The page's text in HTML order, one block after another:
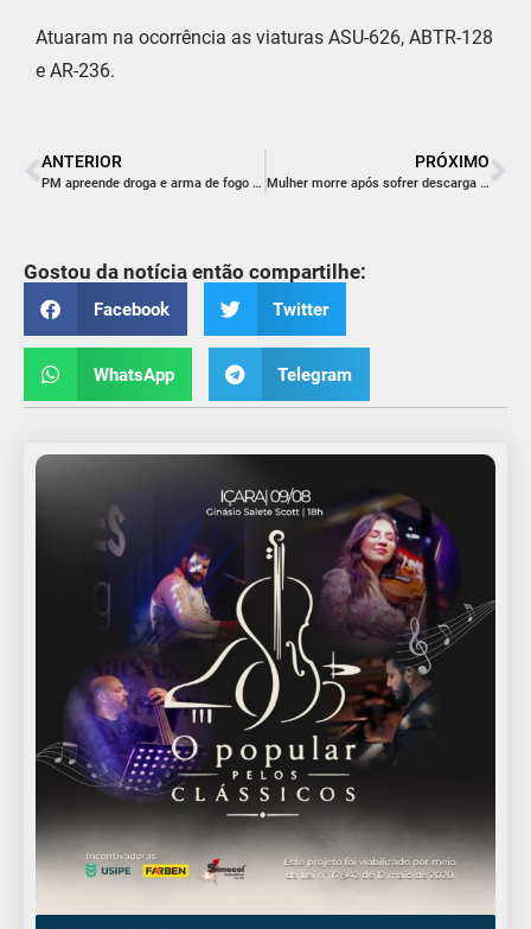
Atuaram na ocorrência as viaturas ASU-626, ABTR-128
e AR-236.
ANTERIOR
PM apreende droga e arma de fogo no bairro Nossa Senhora da Salete
PRÓXIMO
Mulher morre após sofrer descarga elétrica em estabelecimento comercial de Orleans
Gostou da notícia então compartilhe:
Facebook Twitter
WhatsApp Telegram